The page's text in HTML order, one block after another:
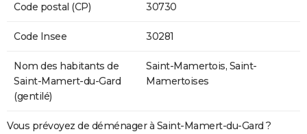
Code postal (CP) 30730
Code Insee 30281
Nom des habitants de
Saint-Mamert-du-Gard
(gentilé)
Saint-Mamertois, Saint-
Mamertoises
Vous prévoyez de déménager à Saint-Mamert-du-Gard ?